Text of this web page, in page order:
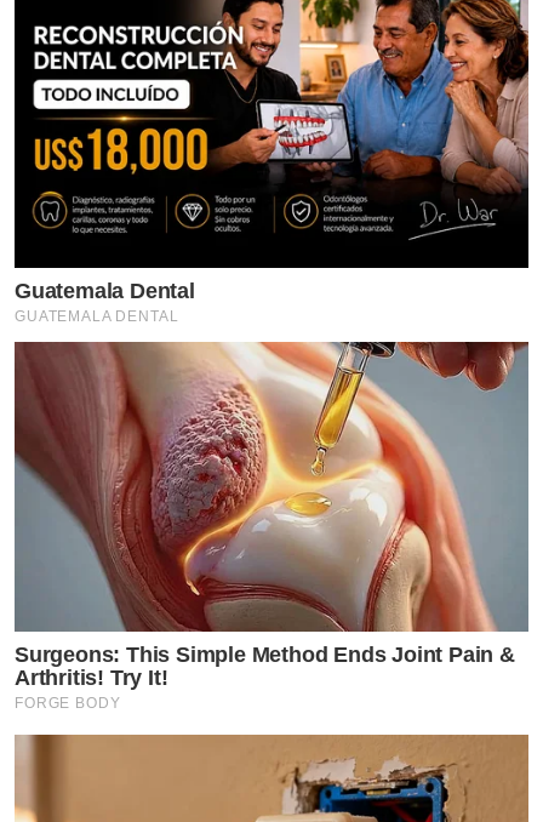
Guatemala Dental
GUATEMALA DENTAL
Surgeons: This Simple Method Ends Joint Pain &
Arthritis! Try It!
FORGE BODY